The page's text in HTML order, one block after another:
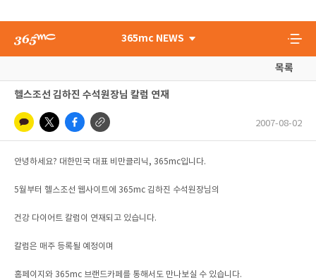
365mc NEWS
목록
헬스조선 김하진 수석원장님 칼럼 연재
2007-08-02
안녕하세요? 대한민국 대표 비만클리닉, 365mc입니다.
5월부터 헬스조선 웹사이트에 365mc 김하진 수석원장님의
건강 다이어트 칼럼이 연재되고 있습니다.
칼럼은 매주 등록될 예정이며
홈페이지와 365mc 브랜드카페를 통해서도 만나보실 수 있습니다.